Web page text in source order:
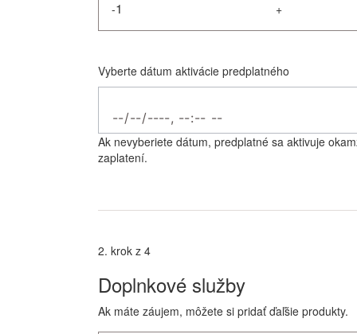
-
+
Vyberte dátum aktivácie predplatného
Ak nevyberiete dátum, predplatné sa aktivuje
zaplatení.
2. krok z 4
Doplnkové služby
Ak máte záujem, môžete si pridať ďaľšie produkty.